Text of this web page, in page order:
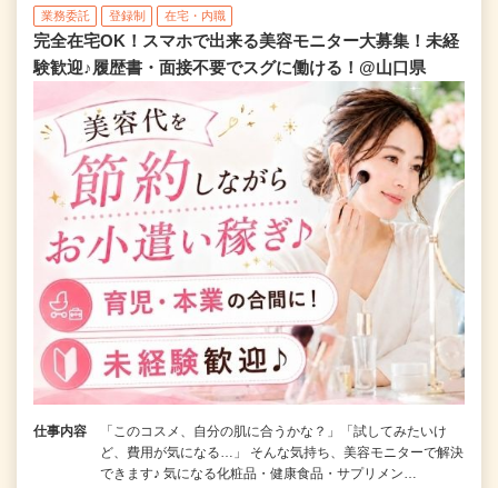
業務委託 登録制 在宅・内職
完全在宅OK！スマホで出来る美容モニター大募集！未経
験歓迎♪履歴書・面接不要でスグに働ける！@山口県
仕事内容
「このコスメ、自分の肌に合うかな？」「試してみたいけ
ど、費用が気になる…」 そんな気持ち、美容モニターで解決
できます♪ 気になる化粧品・健康食品・サプリメン…